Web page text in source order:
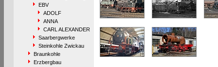
EBV
ADOLF
ANNA
CARL ALEXANDER
Saarbergwerke
Steinkohle Zwickau
Braunkohle
Erzbergbau